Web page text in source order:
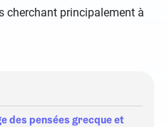
cherchant principalement à
des pensées grecque et